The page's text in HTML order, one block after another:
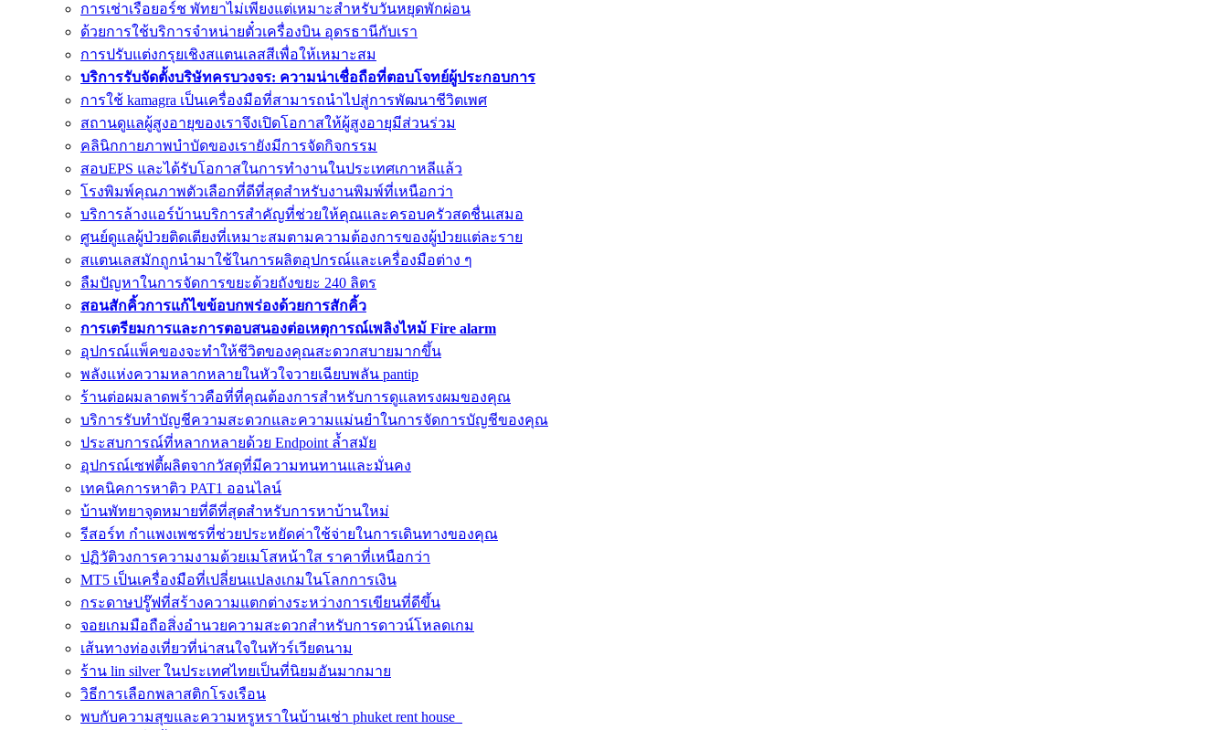
การเช่าเรือยอร์ช พัทยาไม่เพียงแต่เหมาะสำหรับวันหยุดพักผ่อน
ด้วยการใช้บริการจำหน่ายตั๋วเครื่องบิน อุดรธานีกับเรา
การปรับแต่งกรุยเชิงสแตนเลสสีเพื่อให้เหมาะสม
บริการรับจัดตั้งบริษัทครบวงจร: ความน่าเชื่อถือที่ตอบโจทย์ผู้ประกอบการ
การใช้ kamagra เป็นเครื่องมือที่สามารถนำไปสู่การพัฒนาชีวิตเพศ
สถานดูแลผู้สูงอายุของเราจึงเปิดโอกาสให้ผู้สูงอายุมีส่วนร่วม
คลินิกกายภาพบำบัดของเรายังมีการจัดกิจกรรม
สอบEPS และได้รับโอกาสในการทำงานในประเทศเกาหลีแล้ว
โรงพิมพ์คุณภาพตัวเลือกที่ดีที่สุดสำหรับงานพิมพ์ที่เหนือกว่า
บริการล้างแอร์บ้านบริการสำคัญที่ช่วยให้คุณและครอบครัวสดชื่นเสมอ
ศูนย์ดูแลผู้ป่วยติดเตียงที่เหมาะสมตามความต้องการของผู้ป่วยแต่ละราย
สแตนเลสมักถูกนำมาใช้ในการผลิตอุปกรณ์และเครื่องมือต่าง ๆ
ลืมปัญหาในการจัดการขยะด้วยถังขยะ 240 ลิตร
สอนสักคิ้วการแก้ไขข้อบกพร่องด้วยการสักคิ้ว
การเตรียมการและการตอบสนองต่อเหตุการณ์เพลิงไหม้ Fire alarm
อุปกรณ์แพ็คของจะทำให้ชีวิตของคุณสะดวกสบายมากขึ้น
พลังแห่งความหลากหลายในหัวใจวายเฉียบพลัน pantip
ร้านต่อผมลาดพร้าวคือที่ที่คุณต้องการสำหรับการดูแลทรงผมของคุณ
บริการรับทำบัญชีความสะดวกและความแม่นยำในการจัดการบัญชีของคุณ
ประสบการณ์ที่หลากหลายด้วย Endpoint ล้ำสมัย
อุปกรณ์เซฟตี้ผลิตจากวัสดุที่มีความทนทานและมั่นคง
เทคนิคการหาติว PAT1 ออนไลน์
บ้านพัทยาจุดหมายที่ดีที่สุดสำหรับการหาบ้านใหม่
รีสอร์ท กำแพงเพชรที่ช่วยประหยัดค่าใช้จ่ายในการเดินทางของคุณ
ปฏิวัติวงการความงามด้วยเมโสหน้าใส ราคาที่เหนือกว่า
MT5 เป็นเครื่องมือที่เปลี่ยนแปลงเกมในโลกการเงิน
กระดาษปรู๊ฟที่สร้างความแตกต่างระหว่างการเขียนที่ดีขึ้น
จอยเกมมือถือสิ่งอำนวยความสะดวกสำหรับการดาวน์โหลดเกม
เส้นทางท่องเที่ยวที่น่าสนใจในทัวร์เวียดนาม
ร้าน lin silver ในประเทศไทยเป็นที่นิยมอันมากมาย
วิธีการเลือกพลาสติกโรงเรือน
พบกับความสุขและความหรูหราในบ้านเช่า phuket rent house